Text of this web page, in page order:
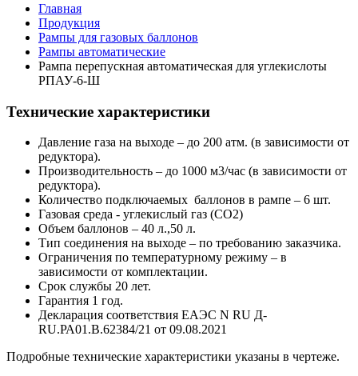
Главная
Продукция
Рампы для газовых баллонов
Рампы автоматические
Рампа перепускная автоматическая для углекислоты
РПАУ-6-Ш
Технические характеристики
Давление газа на выходе – до 200 атм. (в зависимости от
редуктора).
Производительность – до 1000 м3/час (в зависимости от
редуктора).
Количество подключаемых баллонов в рампе – 6 шт.
Газовая среда - углекислый газ (CO2)
Объем баллонов – 40 л.,50 л.
Тип соединения на выходе – по требованию заказчика.
Ограничения по температурному режиму – в
зависимости от комплектации.
Срок службы 20 лет.
Гарантия 1 год.
Декларация соответствия ЕАЭС N RU Д-
RU.РА01.В.62384/21 от 09.08.2021
Подробные технические характеристики указаны в чертеже.